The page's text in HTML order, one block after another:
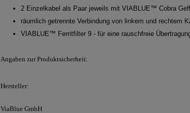
2 Einzelkabel als Paar jeweils mit VIABLUE™ Cobra
räumlich getrennte Verbindung von linkem und rechtem
VIABLUE™ Ferritfilter 9 - für eine rauschfreie
Angaben zur Produktsicherheit:
Hersteller:
ViaBlue GmbH